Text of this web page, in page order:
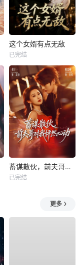
这个女婿有点无敌
已完结
蓄谋散伙，前夫哥对我怦然心动
已完结
更多